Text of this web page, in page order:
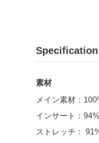
Specification
素材
メイン素材：
インサート：
ストレッチ：